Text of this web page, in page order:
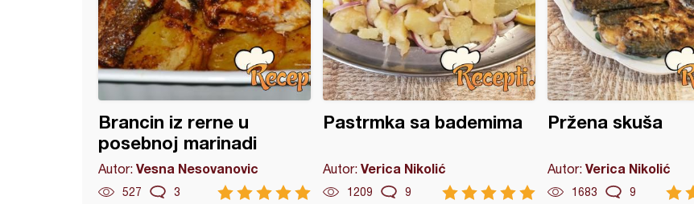
Brancin iz rerne u
posebnoj marinadi
Autor: Vesna Nesovanovic
527 3
Pastrmka sa bademima
Autor: Verica Nikolić
1209 9
Pržena skuša
Autor: Verica Nikolić
1683 9